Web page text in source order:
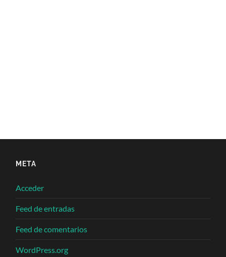
META
Acceder
Feed de entradas
Feed de comentarios
WordPress.org